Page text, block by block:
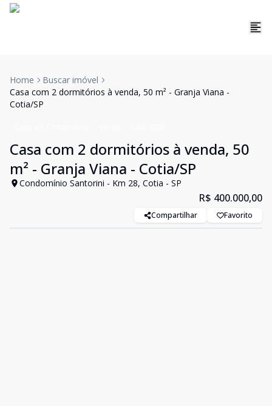
Home
Buscar imóvel
Casa com 2 dormitórios à venda, 50 m² - Granja Viana -
Cotia/SP
Casa com 2 dormitórios à venda, 50
m² - Granja Viana - Cotia/SP
Condomínio Santorini - Km 28, Cotia - SP
R$ 400.000,00
Compartilhar Favorito